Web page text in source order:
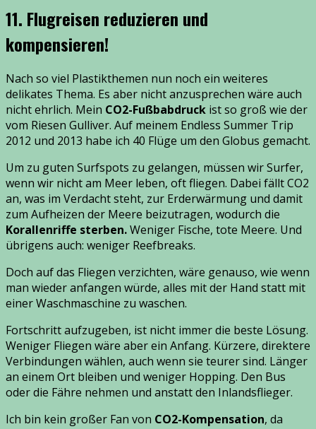
11. Flugreisen reduzieren und
kompensieren!
Nach so viel Plastikthemen nun noch ein weiteres
delikates Thema. Es aber nicht anzusprechen wäre auch
nicht ehrlich. Mein CO2-Fußbabdruck ist so groß wie der
vom Riesen Gulliver. Auf meinem Endless Summer Trip
2012 und 2013 habe ich 40 Flüge um den Globus gemacht.
Um zu guten Surfspots zu gelangen, müssen wir Surfer,
wenn wir nicht am Meer leben, oft fliegen. Dabei fällt CO2
an, was im Verdacht steht, zur Erderwärmung und damit
zum Aufheizen der Meere beizutragen, wodurch die
Korallenriffe sterben.Weniger Fische, tote Meere. Und
übrigens auch: weniger Reefbreaks.
Doch auf das Fliegen verzichten, wäre genauso, wie wenn
man wieder anfangen würde, alles mit der Hand statt mit
einer Waschmaschine zu waschen.
Fortschritt aufzugeben, ist nicht immer die beste Lösung.
Weniger Fliegen wäre aber ein Anfang. Kürzere, direktere
Verbindungen wählen, auch wenn sie teurer sind. Länger
an einem Ort bleiben und weniger Hopping. Den Bus
oder die Fähre nehmen und anstatt den Inlandsflieger.
Ich bin kein großer Fan von CO2-Kompensation, da